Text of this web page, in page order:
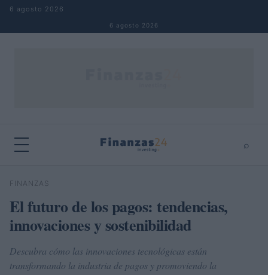
Saltar al contenido
6 agosto 2026
6 agosto 2026
⌕
Buscar
FINANZAS
El futuro de los pagos: tendencias,
innovaciones y sostenibilidad
Descubra cómo las innovaciones tecnológicas están
transformando la industria de pagos y promoviendo la